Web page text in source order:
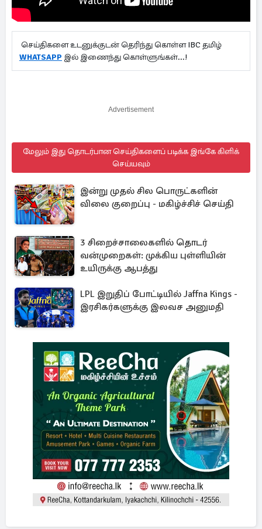
செய்திகளை உடனுக்குடன் தெரிந்து கொள்ள IBC தமிழ்
WHATSAPP இல் இணைந்து கொள்ளுங்கள்...!
Advertisement
மேலும் இது தொடர்பான செய்திகளைப் படிக்க இங்கே கிளிக்
செய்யவும்
இன்று முதல் சில பொருட்களின்
விலை குறைப்பு - மகிழ்ச்சிச் செய்தி
3 சிறைச்சாலைகளில் தொடர்
வன்முறைகள்: முக்கிய புள்ளியின்
உயிருக்கு ஆபத்து
LPL இறுதிப் போட்டியில் Jaffna Kings -
இரசிகர்களுக்கு இலவச அனுமதி